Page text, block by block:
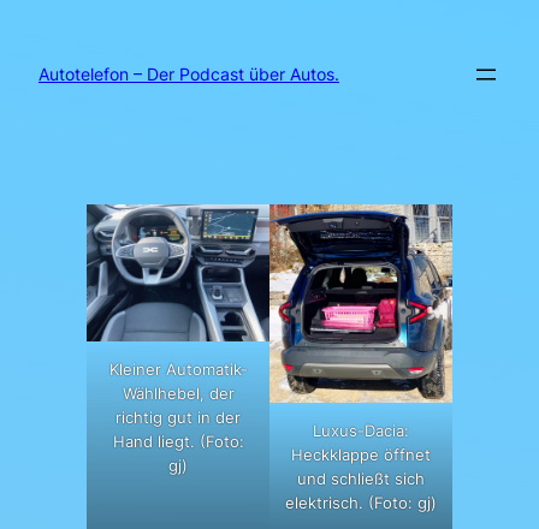
springen
Autotelefon – Der Podcast über Autos.
Kleiner Automatik-
Wählhebel, der
richtig gut in der
Hand liegt. (Foto:
gj)
Luxus-Dacia:
Heckklappe öffnet
und schließt sich
elektrisch. (Foto: gj)